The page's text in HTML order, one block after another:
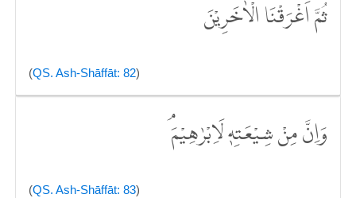
ثُمَّ اَغْرَقْنَا الْاٰخَرِيْنَ
(QS. Ash-Shāffāt: 82)
وَاِنَّ مِنْ شِيْعَتِهٖ لَاِبْرٰهِيْمَ ۘ
(QS. Ash-Shāffāt: 83)